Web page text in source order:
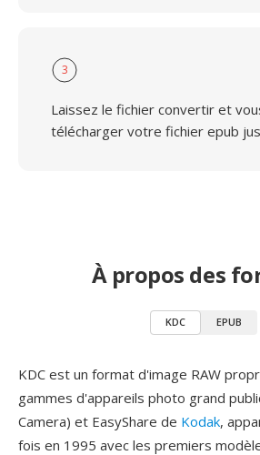
3
Laissez le fichier convertir et
télécharger votre fichier epub
À propos des
KDC EPUB
KDC est un format d'image RAW
gammes d'appareils photo grand
Camera) et EasyShare de Kodak,
fois en 1995 avec les premiers